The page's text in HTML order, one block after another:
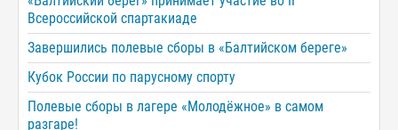
Всероссийской спартакиаде
Завершились полевые сборы в «Балтийском береге»
Кубок России по парусному спорту
Полевые сборы в лагере «Молодёжное» в самом
разгаре!